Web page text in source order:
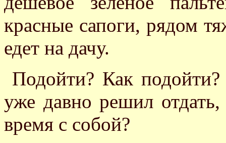
красные сапоги, рядом
едет на дачу.
Подойти? Как подойти?
уже давно решил
время с собой?